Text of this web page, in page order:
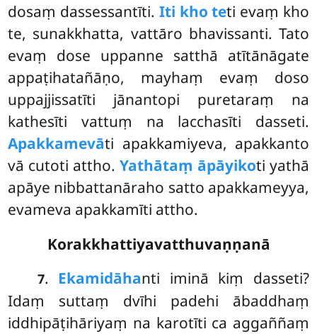
dosaṃ dassessantīti. Iti kho teti evaṃ kho
te, sunakkhatta, vattāro bhavissanti. Tato
evaṃ dose uppanne satthā atītānāgate
appaṭihatañāṇo, mayhaṃ evaṃ doso
uppajjissatīti jānantopi puretaraṃ na
kathesīti vattuṃ na lacchasīti dasseti.
Apakkamevāti apakkamiyeva, apakkanto
vā cutoti attho. Yathātaṃ āpāyikoti yathā
apāye nibbattanāraho satto apakkameyya,
evameva apakkamīti attho.
Korakkhattiyavatthuvaṇṇanā
7. Ekamidāhanti iminā kiṃ dasseti?
Idaṃ suttaṃ dvīhi padehi ābaddhaṃ
iddhipāṭihāriyaṃ na karotīti ca aggaññaṃ